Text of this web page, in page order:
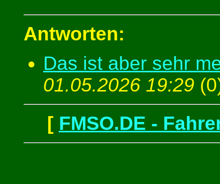
Antworten:
Das ist aber sehr
01.05.2026 19:29 (
[ FMSO.DE -